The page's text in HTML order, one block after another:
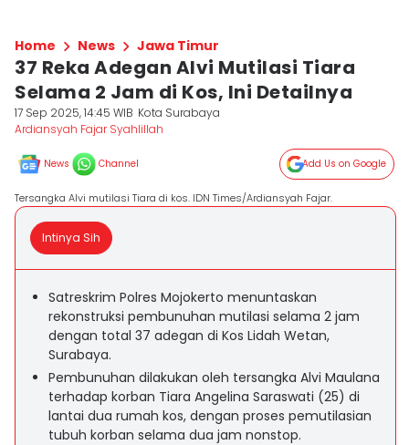
Home News Jawa Timur
37 Reka Adegan Alvi Mutilasi Tiara
Selama 2 Jam di Kos, Ini Detailnya
17 Sep 2025, 14:45 WIB Kota Surabaya
Ardiansyah Fajar Syahlillah
News Channel Add Us on Google
Tersangka Alvi mutilasi Tiara di kos. IDN Times/Ardiansyah Fajar.
Intinya Sih
Satreskrim Polres Mojokerto menuntaskan
rekonstruksi pembunuhan mutilasi selama 2 jam
dengan total 37 adegan di Kos Lidah Wetan,
Surabaya.
Pembunuhan dilakukan oleh tersangka Alvi Maulana
terhadap korban Tiara Angelina Saraswati (25) di
lantai dua rumah kos, dengan proses pemutilasian
tubuh korban selama dua jam nonstop.